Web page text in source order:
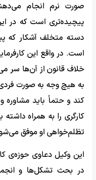
صورت نرم انجام
پیچیده‌تری است که در
دسته متخلف آشکار که
است. در واقع این
خلاف قانون از آن‌ها سر
به هیچ وجه به صورت فردی
کند و حتماً باید
کارگری را به همراه
تظلم‌خواهی او موفق
این وکیل دعاوی حوزه‌ی
در بحث تشکل‌ها و